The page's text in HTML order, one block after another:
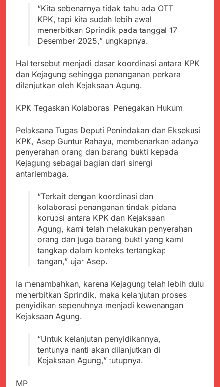
Mutiara Sentosa 2 ke
Posko Pusat Tg. Perak
Surabaya
Lakukan Pungutan
melalui Komite Sekolah,
Disorot karena Dinilai
Bertentangan dengan
Edaran Disdik Jabar
Agustus 4, 2026
Ketua Umum FSP
Maritim Indonesia
Bantah Isu Mogok
Ada Keputusan Resmi”
Agustus 3, 2026
Alam dan Kehangatan
Gotong Royong di
Desa Sukakersa
Agustus 3, 2026
Korban Tenggelam di
Ditemukan, Polisi
Berjalan Sesuai
Prosedur
Agustus 3, 2026
“Kita sebenarnya tidak tahu ada OTT
KPK, tapi kita sudah lebih awal
menerbitkan Sprindik pada tanggal 17
Desember 2025,” ungkapnya.
Hal tersebut menjadi dasar koordinasi antara KPK
dan Kejagung sehingga penanganan perkara
dilanjutkan oleh Kejaksaan Agung.
KPK Tegaskan Kolaborasi Penegakan Hukum
Pelaksana Tugas Deputi Penindakan dan Eksekusi
KPK, Asep Guntur Rahayu, membenarkan adanya
penyerahan orang dan barang bukti kepada
Kejagung sebagai bagian dari sinergi
antarlembaga.
“Terkait dengan koordinasi dan
kolaborasi penanganan tindak pidana
korupsi antara KPK dan Kejaksaan
Agung, kami telah melakukan penyerahan
orang dan juga barang bukti yang kami
tangkap dalam konteks tertangkap
tangan,” ujar Asep.
Ia menambahkan, karena Kejagung telah lebih dulu
menerbitkan Sprindik, maka kelanjutan proses
penyidikan sepenuhnya menjadi kewenangan
Kejaksaan Agung.
“Untuk kelanjutan penyidikannya,
tentunya nanti akan dilanjutkan di
Kejaksaan Agung,” tutupnya.
MP.